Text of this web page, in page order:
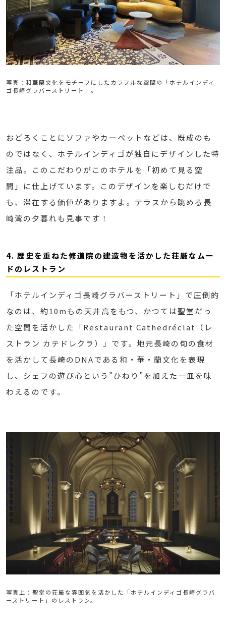
写真：和華蘭文化をモチーフにしたカラフルな空間の「ホテルインディ
ゴ長崎グラバーストリート」。
おどろくことにソファやカーペットなどは、既成のも
のではなく、ホテルインディゴが独自にデザインした特
注品。このこだわりがこのホテルを「初めて見る空
間」に仕上げています。このデザインを楽しむだけで
も、滞在する価値がありますよ。テラスから眺める長
崎湾の夕暮れも見事です！
4. 歴史を重ねた修道院の建造物を活かした荘厳なムー
ドのレストラン
「ホテルインディゴ長崎グラバーストリート」で圧倒的
なのは、約10mもの天井高をもつ、かつては聖堂だっ
た空間を活かした「Restaurant Cathedréclat（レ
ストラン カテドレクラ）」です。地元長崎の旬の食材
を活かして長崎のDNAである和・華・蘭文化を表現
し、シェフの遊び心という”ひねり”を加えた一皿を味
わえるのです。
写真上：聖堂の荘厳な雰囲気を活かした「ホテルインディゴ長崎グラバ
ーストリート」のレストラン。